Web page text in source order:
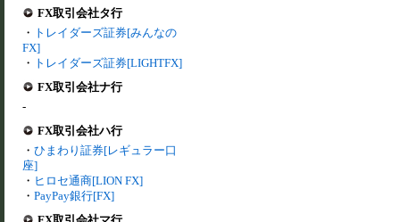
FX取引会社タ行
・ トレイダーズ証券[みんなの
FX]
・ トレイダーズ証券[LIGHTFX]
FX取引会社ナ行
-
FX取引会社ハ行
・ ひまわり証券[レギュラー口
座]
・ ヒロセ通商[LION FX]
・ PayPay銀行[FX]